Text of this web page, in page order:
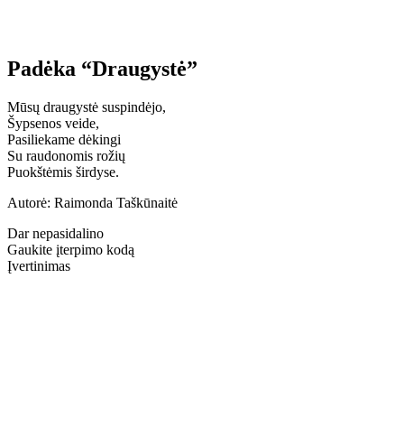
Padėka “Draugystė”
Mūsų draugystė suspindėjo,
Šypsenos veide,
Pasiliekame dėkingi
Su raudonomis rožių
Puokštėmis širdyse.
Autorė: Raimonda Taškūnaitė
Dar nepasidalino
Gaukite įterpimo kodą
Įvertinimas